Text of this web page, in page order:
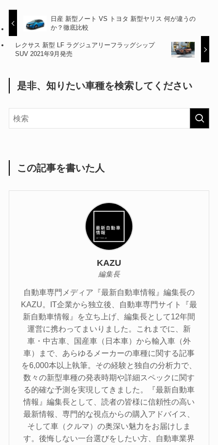
日産 新型ノート VS トヨタ 新型ヤリス 何が違うの
か？徹底比較
レクサス 新型 LF ラグジュアリーフラッグシップ
SUV 2021年9月発売
是非、知りたい車種を検索してください
この記事を書いた人
KAZU
編集長
自動車専門メディア『最新自動車情報』編集長の
KAZU。IT企業から独立後、自動車専門サイト『最
新自動車情報』を立ち上げ、編集長として12年間
運営に携わってまいりました。これまでに、新
車・中古車、国産車（日本車）から輸入車（外
車）まで、あらゆるメーカーの車種に関する記事
を6,000本以上執筆。その経験と独自の分析力で、
数々の新型車種の発表時期や詳細スペックに関す
る的確な予測を実現してきました。『最新自動車
情報』編集長として、読者の皆様に信頼性の高い
最新情報、専門的な視点からの購入アドバイス、
そして車（クルマ）の奥深い魅力をお届けしま
す。後悔しない一台選びをしたい方、自動車業界